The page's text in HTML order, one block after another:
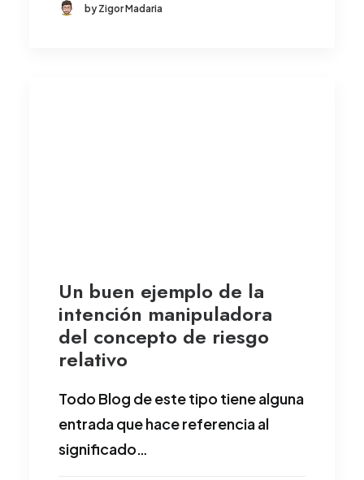
by Zigor Madaria
Un buen ejemplo de la
intención manipuladora
del concepto de riesgo
relativo
Todo Blog de este tipo tiene alguna
entrada que hace referencia al
significado…